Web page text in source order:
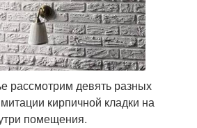
рассмотрим девять разных
кирпичной кладки на
помещения.